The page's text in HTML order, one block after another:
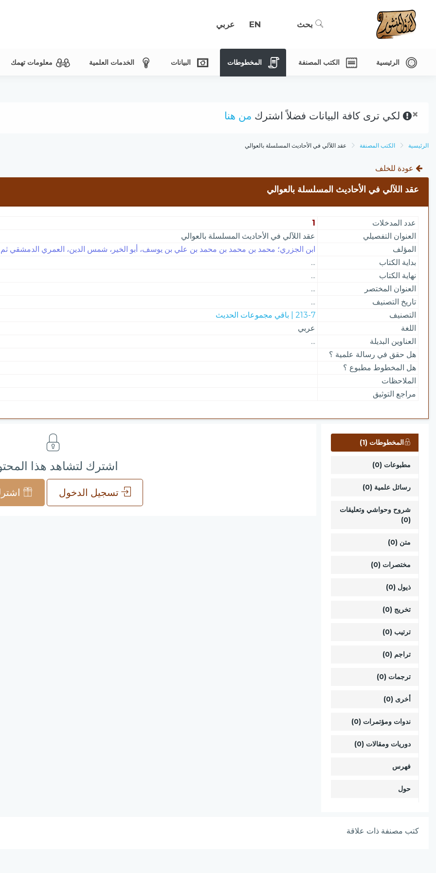
بحث EN عربي
الرئيسية الكتب المصنفة المخطوطات البيانات الخدمات العلمية معلومات تهمك
× لكي ترى كافة البيانات فضلاً اشترك من هنا
الرئيسية الكتب المصنفة عقد اللآلي في الأحاديث المسلسلة بالعوالي
عودة للخلف
عقد اللآلي في الأحاديث المسلسلة بالعوالي
عدد المدخلات
1
العنوان التفصيلي
عقد اللآلي في الأحاديث المسلسلة بالعوالي
المؤلف
ابن الجزري؛ محمد بن محمد بن محمد بن علي بن يوسف، أبو الخير، شمس الدين، العمري الدمشقي ثم
بداية الكتاب
...
نهاية الكتاب
...
العنوان المختصر
...
تاريخ التصنيف
...
التصنيف
213-7 | باقي مجموعات الحديث
اللغة
عربي
العناوين البديلة
...
هل حقق في رسالة علمية ؟
هل المخطوط مطبوع ؟
الملاحظات
مراجع التوثيق
المخطوطات (1)
مطبوعات (0)
رسائل علمية (0)
شروح وحواشي وتعليقات
(0)
متن (0)
مختصرات (0)
ذيول (0)
تخريج (0)
ترتيب (0)
تراجم (0)
ترجمات (0)
أخرى (0)
ندوات ومؤتمرات (0)
دوريات ومقالات (0)
فهرس
حول
اشترك لتشاهد هذا
تسجيل الدخول
كتب مصنفة ذات علاقة